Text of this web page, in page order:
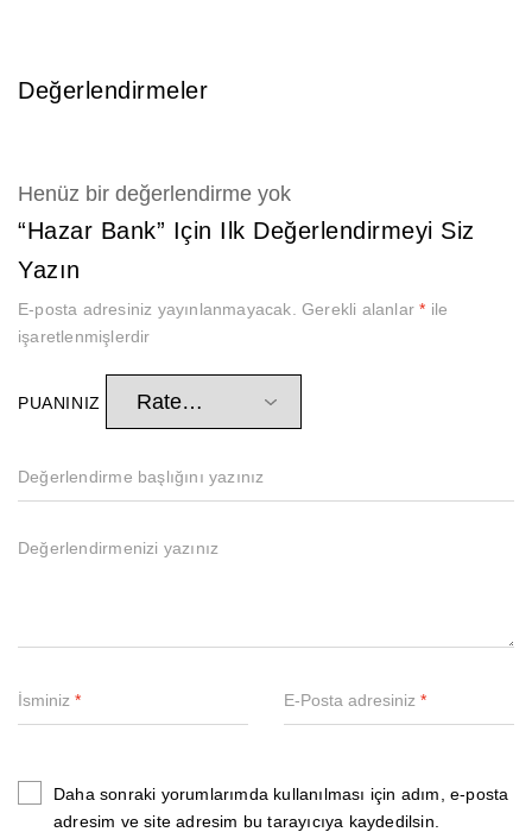
Değerlendirmeler
Henüz bir değerlendirme yok
“Hazar Bank” Için Ilk Değerlendirmeyi Siz
Yazın
E-posta adresiniz yayınlanmayacak. Gerekli alanlar* ile
işaretlenmişlerdir
PUANINIZ
İsminiz * E-Posta adresiniz *
Daha sonraki yorumlarımda kullanılması için adım, e-posta
adresim ve site adresim bu tarayıcıya kaydedilsin.